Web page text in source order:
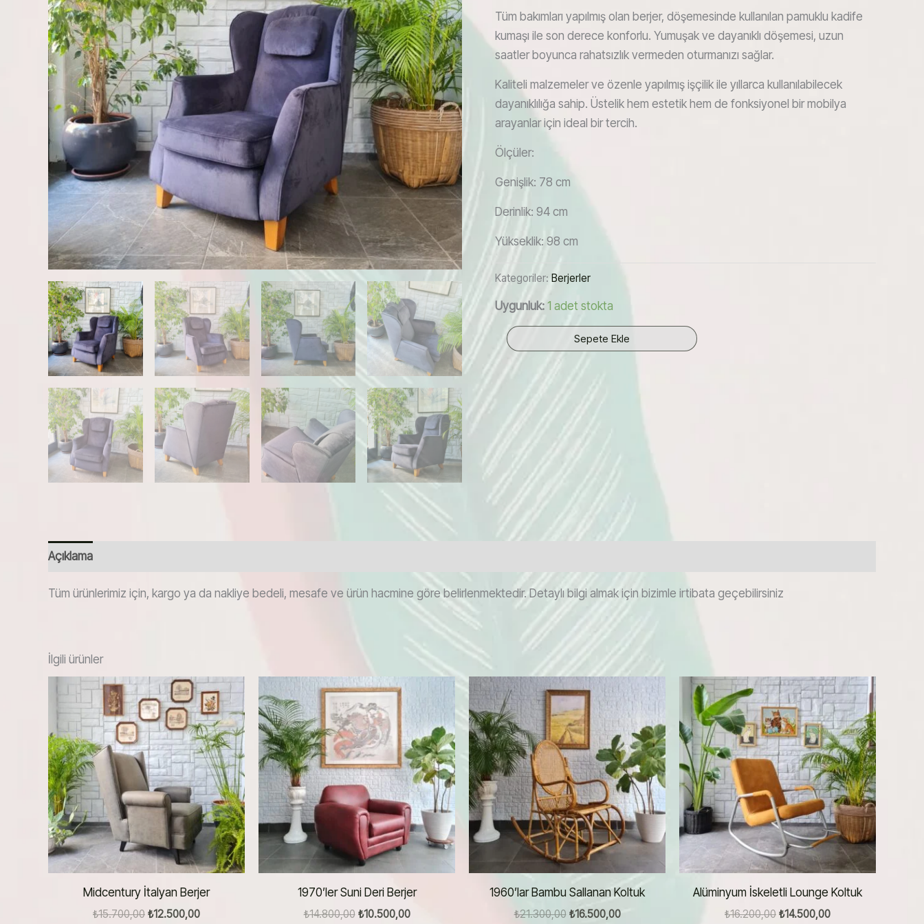
Tüm bakımları yapılmış olan berjer, döşemesinde kullanılan pamuklu kadife
kumaşı ile son derece konforlu. Yumuşak ve dayanıklı döşemesi, uzun
saatler boyunca rahatsızlık vermeden oturmanızı sağlar.
Kaliteli malzemeler ve özenle yapılmış işçilik ile yıllarca kullanılabilecek
dayanıklılığa sahip. Üstelik hem estetik hem de fonksiyonel bir mobilya
arayanlar için ideal bir tercih.
Ölçüler:
Genişlik: 78 cm
Derinlik: 94 cm
Yükseklik: 98 cm
Kategoriler:Berjerler
Uygunluk: 1 adet stokta
1970'ler
Amerikan
Üretimi
Sepete Ekle
Açıklama
Tüm ürünlerimiz için, kargo ya da nakliye bedeli, mesafe ve ürün hacmine göre belirlenmektedir. Detaylı bilgi almak için bizimle irtibata geçebilirsiniz
İlgili ürünler
Midcentury İtalyan Berjer
₺15.700,00 Orijinal
₺12.500,00Şu
1970’ler Suni Deri Berjer
₺14.800,00 Orijinal
₺10.500,00Şu
1960’lar Bambu Sallanan Koltuk
₺21.300,00 Orijinal
₺16.500,00Şu
Alüminyum İskeletli Lounge Koltuk
₺16.200,00 Orijinal
₺14.500,00Şu